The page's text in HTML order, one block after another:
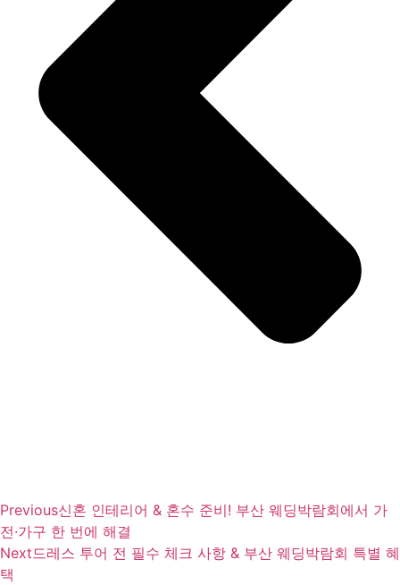
Previous신혼 인테리어 & 혼수 준비! 부산 웨딩박람회에서 가
전·가구 한 번에 해결
Next드레스 투어 전 필수 체크 사항 & 부산 웨딩박람회 특별 혜
택